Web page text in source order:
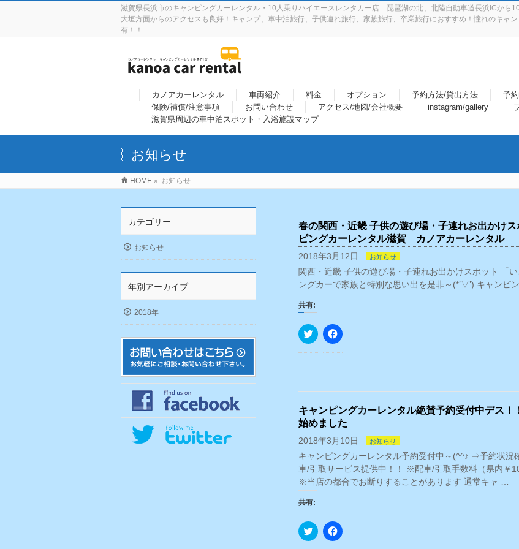
滋賀県長浜市のキャンピングカーレンタル・10人乗りハイエースレンタカー店 琵琶湖の北、北陸自動車道長浜ICから
大垣方面からのアクセスも良好！キャンプ、車中泊旅行、子供連れ旅行、家族旅行、卒業旅行におすすめ！憧れのキャ
有！！
カノアカーレンタル 車両紹介 料金 オプション 予約方法/貸出方法
予
保険/補償/注意事項
お問い合わせ アクセス/地図/会社概要 instagram/gallery
滋賀県周辺の車中泊スポット・入浴施設マップ
お知らせ
HOME » お知らせ
春の関西・近畿 子供の遊び場・子連れお出かけ
ピングカーレンタル滋賀 カノアカーレンタル
2018年3月12日 お知らせ
関西・近畿 子供の遊び場・子連れお出かけスポット 「
ングカーで家族と特別な思い出を是非～(*’▽’) キャンピ
共有:
ク
リ
ク
有
(新
し
い
ウ
ィ
ン
ド
ウ
で
開
き
ま
す)
Facebook
で
有
リ
ッ
ク
し
て
く
だ
さ
い
(新
し
ド
ウ
で
キャンピングカーレンタル絶賛予約受付中デス
始めました
2018年3月10日 お知らせ
キャンピングカーレンタル予約受付中～(^^♪ ⇒予約状況
車/引取サービス提供中！！ ※配車/引取手数料（県内￥
※当店の都合でお断りすることがあります 通常キャ …
共有:
ク
リ
Facebook
で
カテゴリー
お知らせ
年別アーカイブ
2018年